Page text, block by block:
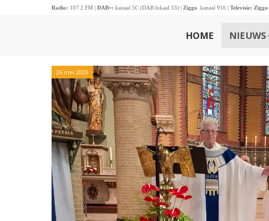
Radio: 107.2 FM | DAB+: kanaal 5C (DAB lokaal 33) | Ziggo kanaal 916 | Televisie: Ziggo
HOME NIEUWS
26 mei 2026